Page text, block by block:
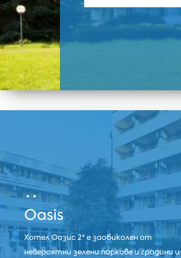
Oasis
Хотел Оазис 2* е заобиколен от
невероятни зелени паркове и градини и